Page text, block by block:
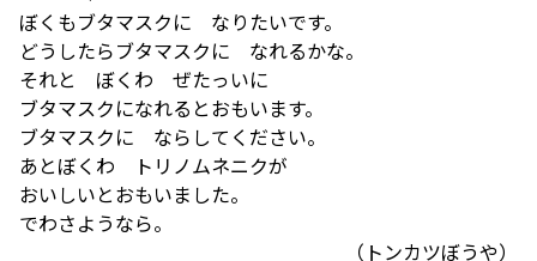
ぼくもブタマスクに なりたいです。
どうしたらブタマスクに なれるかな。
それと ぼくわ ぜたっいに
ブタマスクになれるとおもいます。
ブタマスクに ならしてください。
あとぼくわ トリノムネニクが
おいしいとおもいました。
でわさようなら。
（トンカツぼうや）